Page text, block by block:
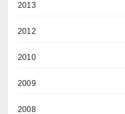
2013
2012
2010
2009
2008